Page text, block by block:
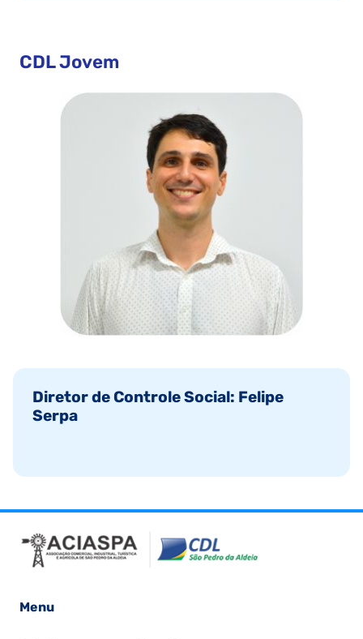
CDL Jovem
Diretor de Controle Social: Felipe
Serpa
Menu